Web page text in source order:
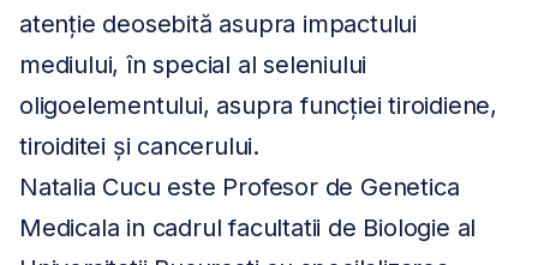
atenție deosebită asupra impactului
mediului, în special al seleniului
oligoelementului, asupra funcției tiroidiene,
tiroiditei și cancerului.
Natalia Cucu este Profesor de Genetica
Medicala in cadrul facultatii de Biologie al